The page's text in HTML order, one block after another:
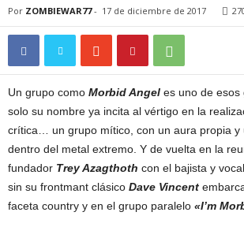
Por ZOMBIEWAR77- 17 de diciembre de 2017
Un grupo como Morbid Angel es uno de esos
solo su nombre ya incita al vértigo en la
crítica… un grupo mítico, con un aura propia y
dentro del metal extremo. Y de vuelta en la
fundador Trey Azagthoth con el bajista y
sin su frontmant clásico Dave Vincent
faceta country y en el grupo paralelo «I’m